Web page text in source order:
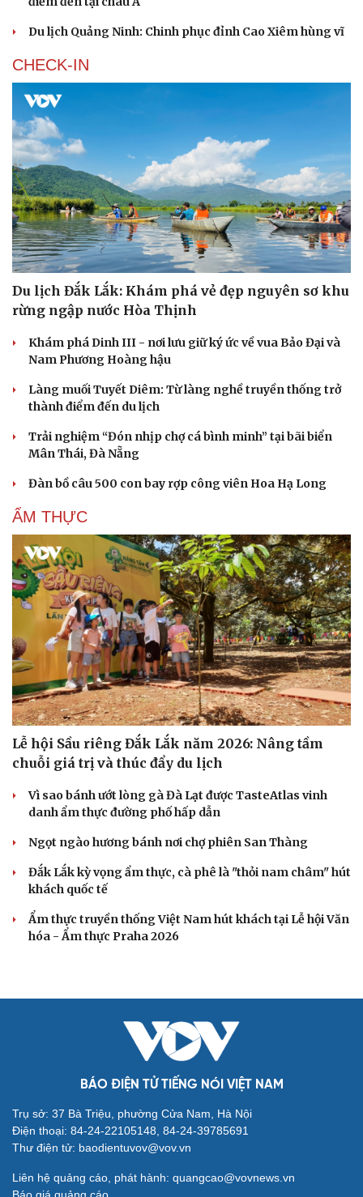
Cải chính
Du lịch Quảng Ninh: Chinh phục đỉnh Cao Xiêm hùng vĩ
CHECK-IN
Du lịch Đắk Lắk: Khám phá vẻ đẹp nguyên sơ khu
rừng ngập nước Hòa Thịnh
Khám phá Dinh III - nơi lưu giữ ký ức về vua Bảo Đại và
Nam Phương Hoàng hậu
Làng muối Tuyết Diêm: Từ làng nghề truyền thống trở
thành điểm đến du lịch
Trải nghiệm “Đón nhịp chợ cá bình minh” tại bãi biển
Mân Thái, Đà Nẵng
Đàn bồ câu 500 con bay rợp công viên Hoa Hạ Long
ẨM THỰC
Lễ hội Sầu riêng Đắk Lắk năm 2026: Nâng tầm
chuỗi giá trị và thúc đẩy du lịch
Vì sao bánh ướt lòng gà Đà Lạt được TasteAtlas vinh
danh ẩm thực đường phố hấp dẫn
Ngọt ngào hương bánh nơi chợ phiên San Thàng
Đắk Lắk kỳ vọng ẩm thực, cà phê là "thỏi nam châm" hút
khách quốc tế
Ẩm thực truyền thống Việt Nam hút khách tại Lễ hội Văn
hóa - Ẩm thực Praha 2026
BÁO ĐIỆN TỬ TIẾNG NÓI VIỆT NAM
Trụ sở: 37 Bà Triệu, phường Cửa Nam, Hà Nội
Điện thoại: 84-24-22105148, 84-24-39785691
Thư điện tử: baodientuvov@vov.vn
Liên hệ quảng cáo, phát hành: quangcao@vovnews.vn